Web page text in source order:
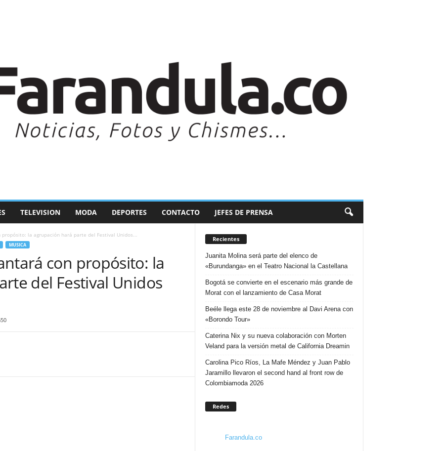
TELEVISION MODA DEPORTES CONTACTO JEFES DE PRENSA
la agrupación hará parte del Festival Unidos...
MUSICA
con propósito: la
del Festival Unidos
Recientes
Juanita Molina será parte del elenco de
«Burundanga» en el Teatro Nacional la Castellana
Bogotá se convierte en el escenario más grande de
Morat con el lanzamiento de Casa Morat
Beéle llega este 28 de noviembre al Davi Arena con
«Borondo Tour»
Caterina Nix y su nueva colaboración con Morten
Veland para la versión metal de California Dreamin
Carolina Pico Ríos, La Mafe Méndez y Juan Pablo
Jaramillo llevaron el second hand al front row de
Colombiamoda 2026
Redes
Farandula.co